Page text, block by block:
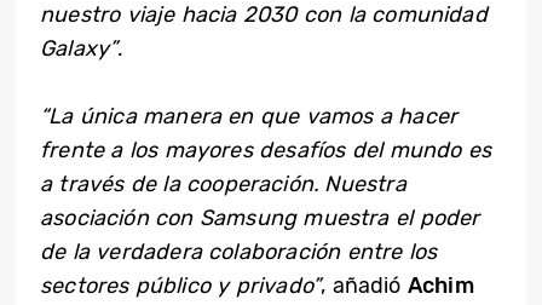
nuestro viaje hacia 2030 con la comunidad
Galaxy”.
“La única manera en que vamos a hacer
frente a los mayores desafíos del mundo es
a través de la cooperación. Nuestra
asociación con Samsung muestra el poder
de la verdadera colaboración entre los
sectores público y privado”, añadió Achim